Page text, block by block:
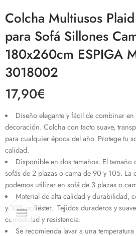
Colcha Multiusos
para Sofá Sillones
180x260cm ESPIGA
3018002
17,90€
Diseño elegante y fácil de combinar
decoración. Colcha con tacto suave,
para cualquier época del año. Protege tu
calidad.
Disponible en dos tamaños. El
sofás de 2 plazas o cama de 90 y 105.
podemos utilizar en sofá de 3 plazas o
Material de alta calidad y durabilidad,
y 30% poliéster. Tejidos duraderos y
comodidad y resistencia.
Se recomienda lavar a una